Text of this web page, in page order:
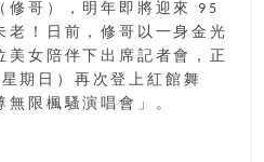
修哥），明年即將迎來 95
老！日前，修哥以一身金光
美女陪伴下出席記者會，正
期日）再次登上紅館舞
限楓騷演唱會」。